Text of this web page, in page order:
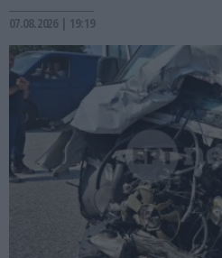
07.08.2026 | 19:19